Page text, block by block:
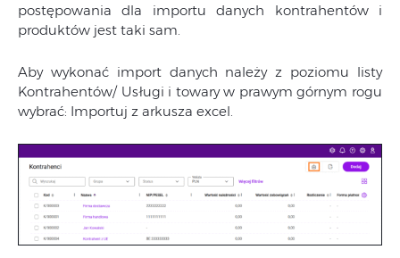
postępowania dla importu danych kontrahentów i
produktów jest taki sam.
Aby wykonać import danych należy z poziomu listy
Kontrahentów/ Usługi i towary w prawym górnym rogu
wybrać: Importuj z arkusza excel.